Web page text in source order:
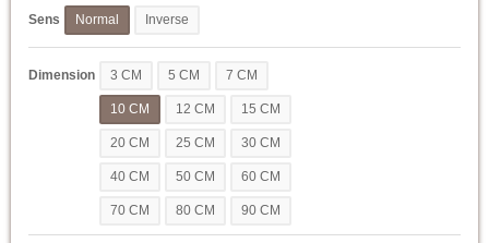
Sens Normal Inverse
Dimension 3 CM 5 CM 7 CM
10 CM 12 CM 15 CM
20 CM 25 CM 30 CM
40 CM 50 CM 60 CM
70 CM 80 CM 90 CM